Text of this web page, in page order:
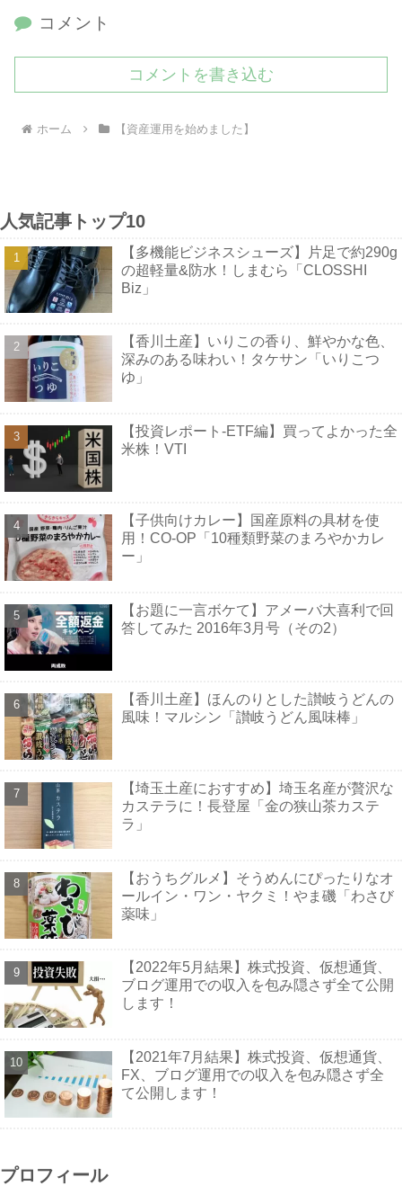
コメント
コメントを書き込む
ホーム 【資産運用を始めました】
人気記事トップ10
【多機能ビジネスシューズ】片足で約290g
の超軽量&防水！しまむら「CLOSSHI
Biz」
【香川土産】いりこの香り、鮮やかな色、
深みのある味わい！タケサン「いりこつ
ゆ」
【投資レポート-ETF編】買ってよかった全
米株！VTI
【子供向けカレー】国産原料の具材を使
用！CO-OP「10種類野菜のまろやかカレ
ー」
【お題に一言ボケて】アメーバ大喜利で回
答してみた 2016年3月号（その2）
【香川土産】ほんのりとした讃岐うどんの
風味！マルシン「讃岐うどん風味棒」
【埼玉土産におすすめ】埼玉名産が贅沢な
カステラに！長登屋「金の狭山茶カステ
ラ」
【おうちグルメ】そうめんにぴったりなオ
ールイン・ワン・ヤクミ！やま磯「わさび
薬味」
【2022年5月結果】株式投資、仮想通貨、
ブログ運用での収入を包み隠さず全て公開
します！
【2021年7月結果】株式投資、仮想通貨、
FX、ブログ運用での収入を包み隠さず全
て公開します！
プロフィール